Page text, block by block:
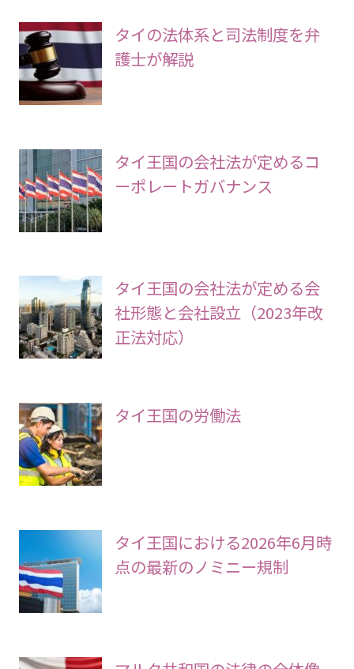
タイの法体系と司法制度を弁
護士が解説
タイ王国の会社法が定めるコ
ーポレートガバナンス
タイ王国の会社法が定める会
社形態と会社設立（2023年改
正法対応）
タイ王国の労働法
タイ王国における2026年6月時
点の最新のノミニー規制